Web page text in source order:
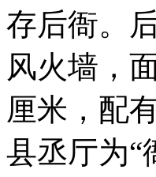
存后衙。
风火墙，
厘米，配
县丞厅为“